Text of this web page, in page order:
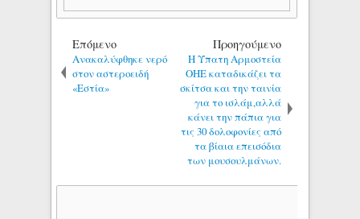
Επόμενο
Ανακαλύφθηκε νερό
στον αστεροειδή
«Εστία»
Προηγούμενο
Η Ύπατη Αρμοστεία
ΟΗΕ καταδικάζει τα
σκίτσα και την ταινία
για το ισλάμ,αλλά
κάνει την πάπια για
τις 30 δολοφονίες από
τα βίαια επεισόδια
των μουσουλμάνων.